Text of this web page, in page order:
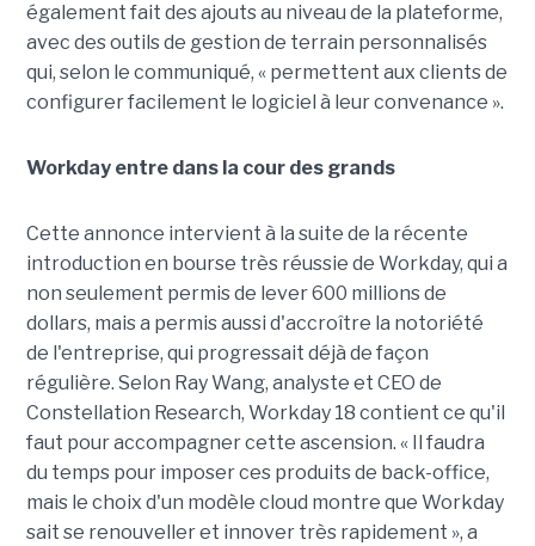
également fait des ajouts au niveau de la plateforme,
avec des outils de gestion de terrain personnalisés
qui, selon le communiqué, « permettent aux clients de
configurer facilement le logiciel à leur convenance ».
Workday entre dans la cour des grands
Cette annonce intervient à la suite de la récente
introduction en bourse très réussie de Workday, qui a
non seulement permis de lever 600 millions de
dollars, mais a permis aussi d'accroître la notoriété
de l'entreprise, qui progressait déjà de façon
régulière. Selon Ray Wang, analyste et CEO de
Constellation Research, Workday 18 contient ce qu'il
faut pour accompagner cette ascension. « Il faudra
du temps pour imposer ces produits de back-office,
mais le choix d'un modèle cloud montre que Workday
sait se renouveller et innover très rapidement », a